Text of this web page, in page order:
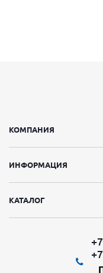
КОМПАНИЯ
ИНФОРМАЦИЯ
КАТАЛОГ